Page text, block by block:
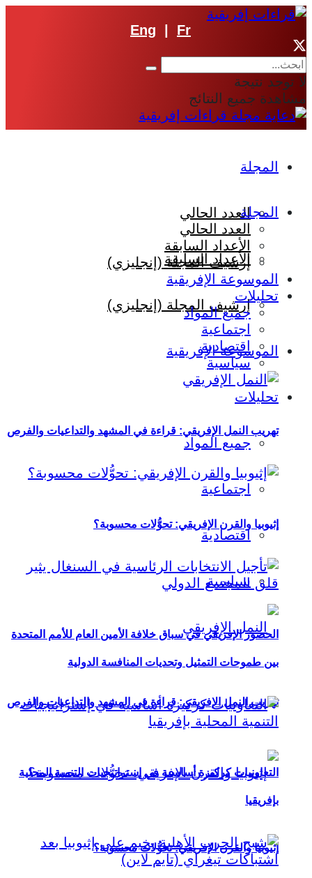
Eng Fr
لا توجد نتيجة
مشاهدة جميع النتائج
المجلة
العدد الحالي
الأعداد السابقة
إرشيف المجلة (إنجليزي)
الموسوعة الإفريقية
تحليلات
جميع المواد
اجتماعية
اقتصادية
سياسية
تهريب النمل الإفريقي: قراءة في المشهد والتداعيات والفرص
إثيوبيا والقرن الإفريقي: تحوُّلات محسوبة؟
المجلة
العدد الحالي
الأعداد السابقة
إرشيف المجلة (إنجليزي)
الموسوعة الإفريقية
تحليلات
جميع المواد
اجتماعية
اقتصادية
سياسية
تهريب النمل الإفريقي: قراءة في المشهد والتداعيات والفرص
إثيوبيا والقرن الإفريقي: تحوُّلات محسوبة؟
الحضور الإفريقي في سباق خلافة الأمين العام للأمم المتحدة
بين طموحات التمثيل وتحديات المنافسة الدولية
التعاونيات كركيزة أساسية في إستراتيجيات التنمية المحلية
بإفريقيا